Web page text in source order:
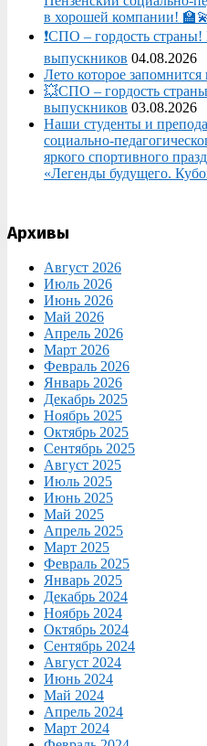
в хорошей компании!
❗СПО – гордость
выпускников 04.08.2026
Лето которое запомнится
💥СПО – гордость
выпускников 03.08.2026
Наши студенты и
яркого спортивного
«Легенды будущего.
Архивы
Август 2026
Июль 2026
Июнь 2026
Май 2026
Апрель 2026
Март 2026
Февраль 2026
Январь 2026
Декабрь 2025
Ноябрь 2025
Октябрь 2025
Сентябрь 2025
Август 2025
Июль 2025
Июнь 2025
Май 2025
Апрель 2025
Март 2025
Февраль 2025
Январь 2025
Декабрь 2024
Ноябрь 2024
Октябрь 2024
Сентябрь 2024
Август 2024
Июнь 2024
Май 2024
Апрель 2024
Март 2024